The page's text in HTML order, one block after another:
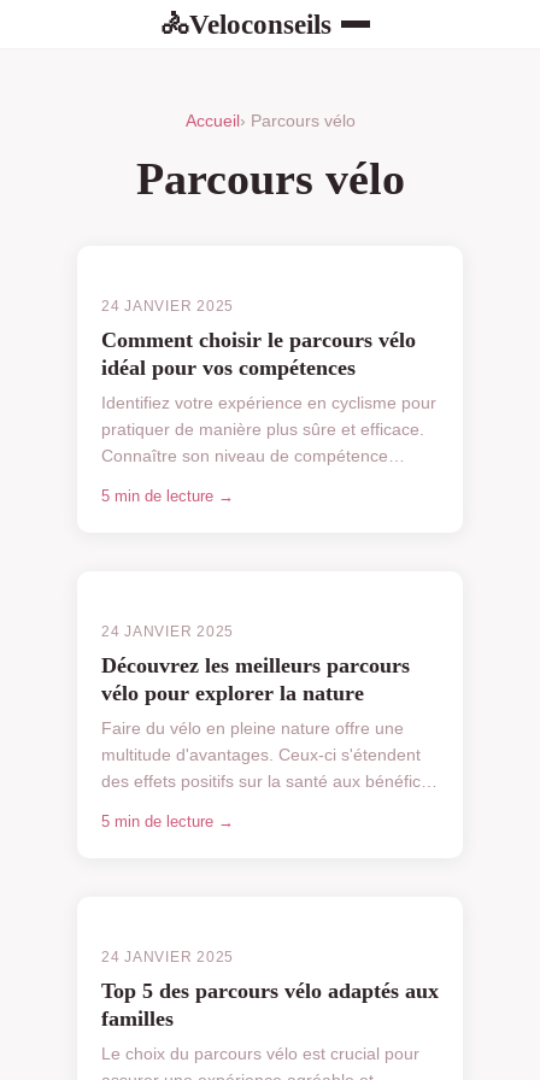
🚴Veloconseils
Accueil › Parcours vélo
Parcours vélo
24 JANVIER 2025
Comment choisir le parcours vélo
idéal pour vos compétences
Identifiez votre expérience en cyclisme pour
pratiquer de manière plus sûre et efficace.
Connaître son niveau de compétence
5 min de lecture →
24 JANVIER 2025
Découvrez les meilleurs parcours
vélo pour explorer la nature
Faire du vélo en pleine nature offre une
multitude d'avantages. Ceux-ci s'étendent
des effets positifs sur la santé aux bénéfices
5 min de lecture →
24 JANVIER 2025
Top 5 des parcours vélo adaptés aux
familles
Le choix du parcours vélo est crucial pour